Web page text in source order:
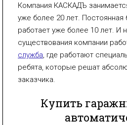
Компания КАСКАДЪ
уже более 20 лет. Постоянная
работает уже более 10 лет. И
существования компании
служба, где работают
ребята, которые решат
заказчика.
Купить